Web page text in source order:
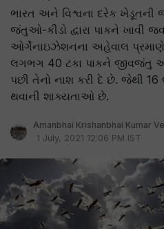
ભારત અને વિશ્વના દરેક ખેડૂતની
જંતુઓ-કીડો દ્વારા પાકને ખાવી
ઓર્ગેનાઇઝેશનના અહેવાલ પ્રમાણે
લગભગ 40 ટકા પાકને જીવજંતુ
પછી તેનો નાશ કરી દે છે. જેથી 16
થવાની શાક્યતાઓ છે.
Amanbhai Krishanbhai Kumar
1 July, 2021 12:06 PM IST